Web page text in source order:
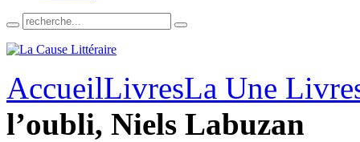
AccueilLivresLa Une
l’oubli, Niels Labuzan